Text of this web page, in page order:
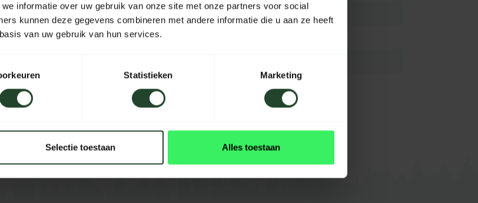
informatie over uw gebruik van onze site met onze partners voor social
kunnen deze gegevens combineren met andere informatie die u aan ze heeft
van uw gebruik van hun services.
Statistieken Marketing
Selectie toestaan Alles toestaan
Lengte N.V.T.
Breedte
Kleur Grijs/zwart